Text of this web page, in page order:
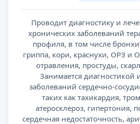
Проводит диагностику и
хронических заболеваний
профиля, в том числе
гриппа, кори, краснухи, ОРЗ и
отравления, простуды,
Занимается диагностикой
заболеваний сердечно-
таких как тахикардия,
атеросклероз, гипертония,
сердечная недостаточность,